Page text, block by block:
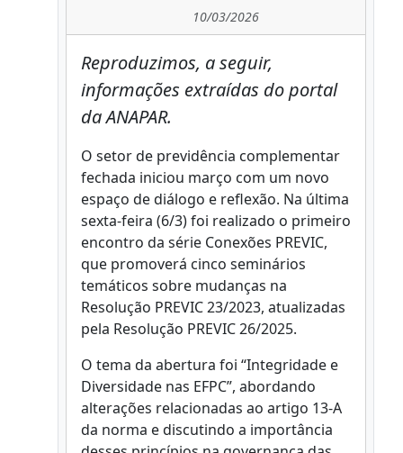
10/03/2026
Reproduzimos, a seguir,
informações extraídas do portal
da ANAPAR.
O setor de previdência complementar
fechada iniciou março com um novo
espaço de diálogo e reflexão. Na última
sexta-feira (6/3) foi realizado o primeiro
encontro da série Conexões PREVIC,
que promoverá cinco seminários
temáticos sobre mudanças na
Resolução PREVIC 23/2023, atualizadas
pela Resolução PREVIC 26/2025.
O tema da abertura foi “Integridade e
Diversidade nas EFPC”, abordando
alterações relacionadas ao artigo 13-A
da norma e discutindo a importância